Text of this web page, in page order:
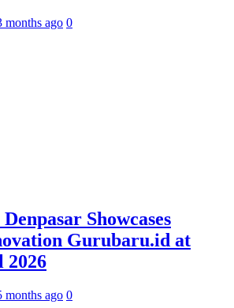
months ago 0
Showcases
Gurubaru.id at
2026
months ago 0